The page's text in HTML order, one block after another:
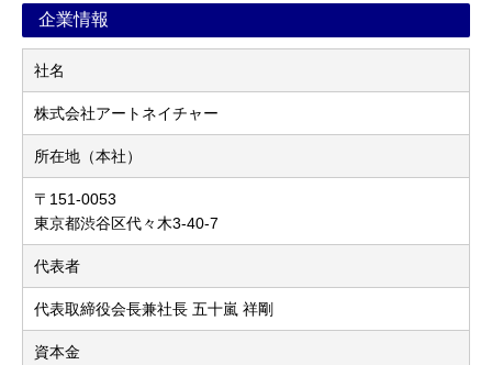
企業情報
社名
株式会社アートネイチャー
所在地（本社）
〒151-0053
東京都渋谷区代々木3-40-7
代表者
代表取締役会長兼社長 五十嵐 祥剛
資本金